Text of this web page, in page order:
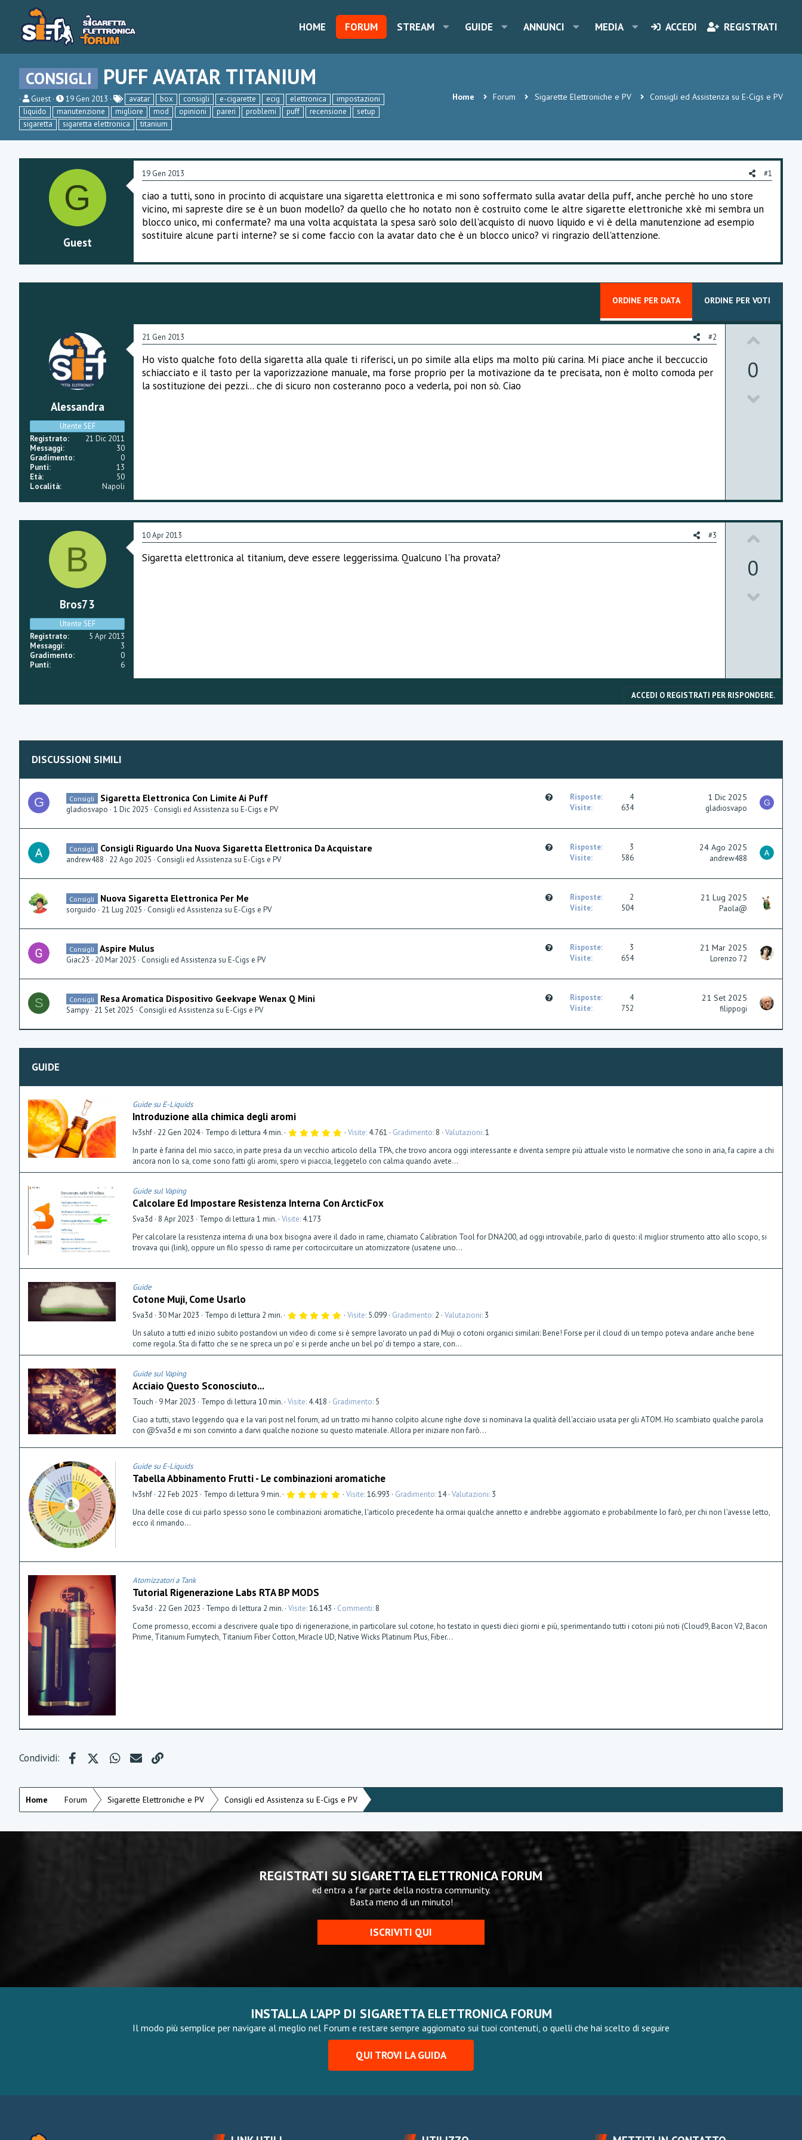
HOME FORUM STREAM GUIDE ANNUNCI MEDIA ACCEDI REGISTRATI
CONSIGLI PUFF AVATAR TITANIUM
C
r
e
a
Guest
D
a
t
a
i
i
o
19 Gen 2013 avatar box consigli e-cigarette ecig elettronica
impostazioni
liquido
manutenzione migliore mod opinioni pareri problemi puff recensione
setup
sigaretta
sigaretta elettronica titanium
Home Forum Sigarette Elettroniche e PV Consigli ed Assistenza su E-Cigs e PV
G
Guest
19 Gen 2013 #1
ciao a tutti, sono in procinto di acquistare una sigaretta elettronica e mi sono soffermato sulla avatar della puff, anche perchè ho uno store
vicino, mi sapreste dire se è un buon modello? da quello che ho notato non è costruito come le altre sigarette elettroniche xkè mi sembra un
blocco unico, mi confermate? ma una volta acquistata la spesa sarò solo dell'acquisto di nuovo liquido e vi è della manutenzione ad esempio
sostituire alcune parti interne? se si come faccio con la avatar dato che è un blocco unico? vi ringrazio dell'attenzione.
ORDINE PER DATA ORDINE PER VOTI
Alessandra
Utente SEF
Registrato
21 Dic 2011
Messaggi
30
Gradimento
0
Punti
13
Età
50
Località
Napoli
21 Gen 2013 #2
Ho visto qualche foto della sigaretta alla quale ti riferisci, un po simile alla elips ma molto più carina. Mi piace anche il beccuccio
schiacciato e il tasto per la vaporizzazione manuale, ma forse proprio per la motivazione da te precisata, non è molto comoda per
la sostituzione dei pezzi... che di sicuro non costeranno poco a vederla, poi non sò. Ciao
0
o
t
B
Bros73
Utente SEF
Registrato
5 Apr 2013
Messaggi
3
Gradimento
0
Punti
6
10 Apr 2013 #3
Sigaretta elettronica al titanium, deve essere leggerissima. Qualcuno l'ha provata?
0
v
o
e
ACCEDI O REGISTRATI PER RISPONDERE.
DISCUSSIONI SIMILI
G
s
n
Consigli Sigaretta Elettronica Con Limite Ai Puff
gladiosvapo 1 Dic 2025 Consigli ed Assistenza su E-Cigs e PV
Risposte
4
Visite
634
1 Dic 2025
gladiosvapo
G
s
n
Consigli Consigli Riguardo Una Nuova Sigaretta Elettronica Da Acquistare
andrew488 22 Ago 2025 Consigli ed Assistenza su E-Cigs e PV
Risposte
3
Visite
586
24 Ago 2025
andrew488
s
n
Consigli Nuova Sigaretta Elettronica Per Me
sorguido 21 Lug 2025 Consigli ed Assistenza su E-Cigs e PV
Risposte
2
Visite
504
21 Lug 2025
Paola@
s
n
Consigli Aspire Mulus
Giac23 20 Mar 2025 Consigli ed Assistenza su E-Cigs e PV
Risposte
3
Visite
654
21 Mar 2025
Lorenzo 72
S
s
Consigli Resa Aromatica Dispositivo Geekvape Wenax Q Mini
Sampy 21 Set 2025 Consigli ed Assistenza su E-Cigs e PV
Risposte
4
Visite
752
21 Set 2025
filippogi
GUIDE
Guide su E-Liquids
Introduzione alla chimica degli aromi
Iv3shf 22 Gen 2024 Tempo di lettura 4 min. 5
0
0
s
t
a
(
Visite 4.761 Gradimento 8 Valutazioni 1
In parte è farina del mio sacco, in parte presa da un vecchio articolo della TPA, che trovo ancora oggi interessante e diventa sempre più attuale visto le normative che sono in aria, fa capire a chi
ancora non lo sa, come sono fatti gli aromi, spero vi piaccia, leggetelo con calma quando avete...
Guide sul Vaping
Calcolare Ed Impostare Resistenza Interna Con ArcticFox
Sva3d 8 Apr 2023 Tempo di lettura 1 min. Visite 4.173
Per calcolare la resistenza interna di una box bisogna avere il dado in rame, chiamato Calibration Tool for DNA200, ad oggi introvabile, parlo di questo: il miglior strumento atto allo scopo, si
trovava qui (link), oppure un filo spesso di rame per cortocircuitare un atomizzatore (usatene uno...
Guide
Cotone Muji, Come Usarlo
Sva3d 30 Mar 2023 Tempo di lettura 2 min. 5
0
0
s
t
e
Visite 5.099 Gradimento 2 Valutazioni 3
Un saluto a tutti ed inizio subito postandovi un video di come si è sempre lavorato un pad di Muji o cotoni organici similari: Bene! Forse per il cloud di un tempo poteva andare anche bene
come regola. Sta di fatto che se ne spreca un po' e si perde anche un bel po' di tempo a stare, con...
Guide sul Vaping
Acciaio Questo Sconosciuto...
Touch 9 Mar 2023 Tempo di lettura 10 min. Visite 4.418 Gradimento 5
Ciao a tutti, stavo leggendo qua e la vari post nel forum, ad un tratto mi hanno colpito alcune righe dove si nominava la qualità dell'acciaio usata per gli ATOM. Ho scambiato qualche parola
con @Sva3d e mi son convinto a darvi qualche nozione su questo materiale. Allora per iniziare non farò...
Guide su E-Liquids
Tabella Abbinamento Frutti - Le combinazioni aromatiche
Iv3shf 22 Feb 2023 Tempo di lettura 9 min. 5
0
0
a
Visite 16.993 Gradimento 14 Valutazioni 3
Una delle cose di cui parlo spesso sono le combinazioni aromatiche, l'articolo precedente ha ormai qualche annetto e andrebbe aggiornato e probabilmente lo farò, per chi non l'avesse letto,
ecco il rimando...
Atomizzatori a Tank
Tutorial Rigenerazione Labs RTA BP MODS
Sva3d 22 Gen 2023 Tempo di lettura 2 min. Visite 16.143 Commenti 8
Come promesso, eccomi a descrivere quale tipo di rigenerazione, in particolare sul cotone, ho testato in questi dieci giorni e più, sperimentando tutti i cotoni più noti (Cloud9, Bacon V2, Bacon
Prime, Titanium Fumytech, Titanium Fiber Cotton, Miracle UD, Native Wicks Platinum Plus, Fiber...
Condividi: FacebookX (Twitter)WhatsApp
e-mail
Home Forum Sigarette Elettroniche e PV Consigli ed Assistenza su E-Cigs e PV
REGISTRATI SU SIGARETTA ELETTRONICA FORUM
ed entra a far parte della nostra community.
Basta meno di un minuto!
ISCRIVITI QUI
INSTALLA L'APP DI SIGARETTA ELETTRONICA FORUM
Il modo più semplice per navigare al meglio nel Forum e restare sempre aggiornato sui tuoi contenuti, o quelli che hai scelto di seguire
QUI TROVI LA GUIDA